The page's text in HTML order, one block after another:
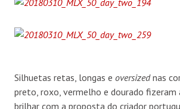
Silhuetas retas, longas e oversizednas
preto, roxo, vermelho e dourado fizeram
brilhar com a proposta do criador